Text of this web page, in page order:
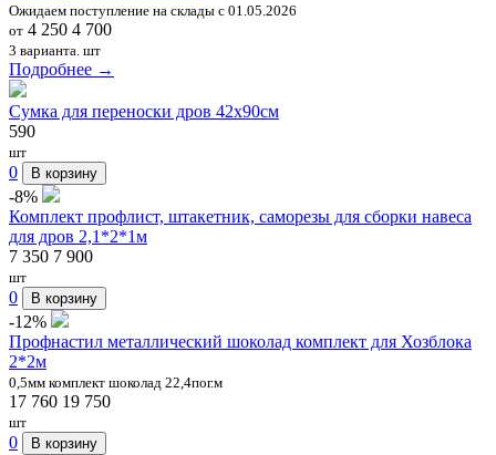
Ожидаем поступление на склады с 01.05.2026
от 4 250 4 700
3 варианта. шт
Подробнее →
Сумка для переноски дров 42х90см
590
шт
0 В корзину
-8%
Комплект профлист, штакетник, саморезы для сборки навеса
для дров 2,1*2*1м
7 350 7 900
шт
0 В корзину
-12%
Профнастил металлический шоколад комплект для Хозблока
2*2м
0,5мм комплект шоколад 22,4пог.м
17 760 19 750
шт
0 В корзину